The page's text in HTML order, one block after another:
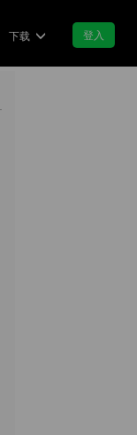
下载 登入